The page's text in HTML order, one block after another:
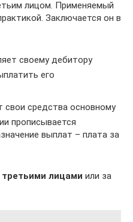
лицом. Применяемый
Заключается он в
своему дебитору
его
свои средства основному
прописывается
выплат – плата за
лицами или за